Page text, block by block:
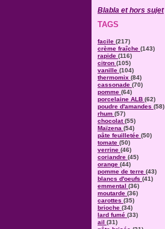
Blabla et hors sujet
TAGS
facile (217)
crème fraîche (143)
rapide (116)
citron (105)
vanille (104)
thermomix (84)
cassonade (70)
pomme (64)
porcelaine ALB (62)
poudre d'amandes (58)
rhum (57)
chocolat(55)
Maïzena (54)
pâte feuilletée (50)
tomate (50)
verrine (46)
coriandre (45)
orange (44)
pomme de terre (43)
blancs d'oeufs (41)
emmental (36)
moutarde (36)
carottes (35)
brioche (34)
lard fumé (33)
ail (31)